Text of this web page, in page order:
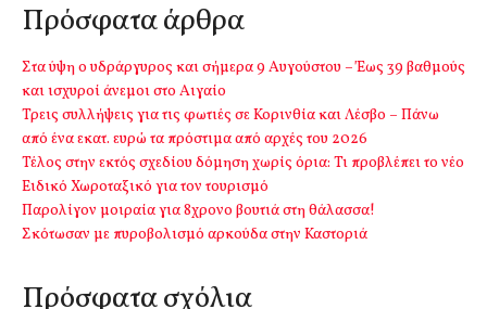
Πρόσφατα άρθρα
Στα ύψη ο υδράργυρος και σήμερα 9 Αυγούστου – Έως 39 βαθμούς
και ισχυροί άνεμοι στο Αιγαίο
Τρεις συλλήψεις για τις φωτιές σε Κορινθία και Λέσβο – Πάνω
από ένα εκατ. ευρώ τα πρόστιμα από αρχές του 2026
Τέλος στην εκτός σχεδίου δόμηση χωρίς όρια: Τι προβλέπει το νέο
Ειδικό Χωροταξικό για τον τουρισμό
Παρολίγον μοιραία για 8χρονο βουτιά στη θάλασσα!
Σκότωσαν με πυροβολισμό αρκούδα στην Καστοριά
Πρόσφατα σχόλια